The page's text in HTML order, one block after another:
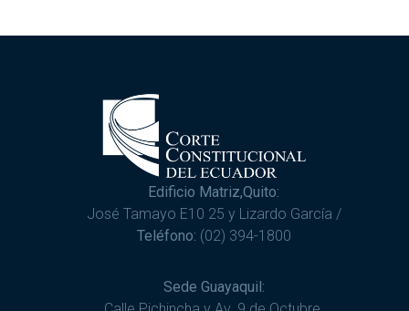
Edificio Matriz,Quito:
José Tamayo E10 25 y Lizardo García /
Teléfono: (02) 394-1800
Sede Guayaquil: